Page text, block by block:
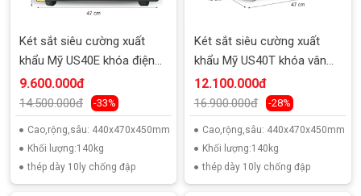
Két sắt siêu cường xuất
khẩu Mỹ US40E khóa điện
tử
9.600.000đ
14.500.000đ -33%
Cao,rộng,sâu: 440x470x450mm
Khối lượng:140kg
thép dày 10ly chống đập
Két sắt siêu cường xuất
khẩu Mỹ US40T khóa vân
tay
12.100.000đ
16.900.000đ -28%
Cao,rộng,sâu: 440x470x450mm
Khối lượng:140kg
thép dày 10ly chống đập